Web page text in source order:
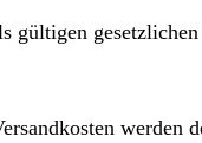
gültigen gesetzlichen